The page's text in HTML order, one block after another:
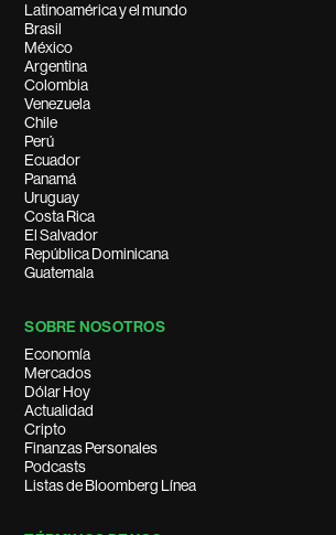
Latinoamérica y el mundo
Brasil
México
Argentina
Colombia
Venezuela
Chile
Perú
Ecuador
Panamá
Uruguay
Costa Rica
El Salvador
República Dominicana
Guatemala
SOBRE NOSOTROS
Economía
Mercados
Dólar Hoy
Actualidad
Cripto
Finanzas Personales
Podcasts
Listas de Bloomberg Línea